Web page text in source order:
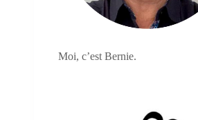
Moi, c’est Bernie.